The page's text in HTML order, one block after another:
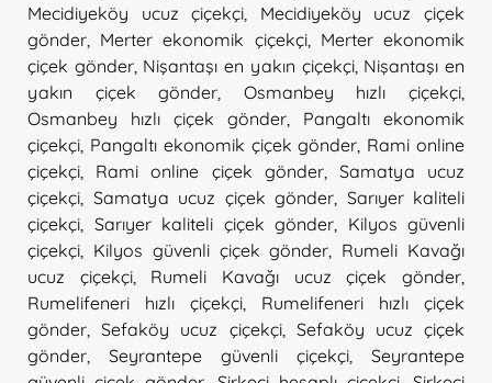
Mecidiyeköy ucuz çiçekçi
Mecidiyeköy ucuz çiçek
gönder
Merter ekonomik çiçekçi, Merter ekonomik
çiçek gönder, Nişantaşı en yakın çiçekçi, Nişantaşı en
yakın çiçek gönder
Osmanbey hızlı çiçekçi
Osmanbey hızlı çiçek gönder
Pangaltı ekonomik
çiçekçi Pangaltı ekonomik çiçek gönder Rami online
çiçekçi
Rami online çiçek gönder, Samatya ucuz
çiçekçi Samatya ucuz çiçek gönder Sarıyer kaliteli
çiçekçi
Sarıyer kaliteli çiçek gönder
Kilyos güvenli
çiçekçi
Kilyos güvenli çiçek gönder
Rumeli Kavağı
ucuz çiçekçi, Rumeli Kavağı ucuz çiçek gönder
Rumelifeneri hızlı çiçekçi
Rumelifeneri hızlı çiçek
gönder ,Sefaköy ucuz çiçekçi, Sefaköy ucuz çiçek
gönder
Seyrantepe güvenli çiçekçi
Seyrantepe